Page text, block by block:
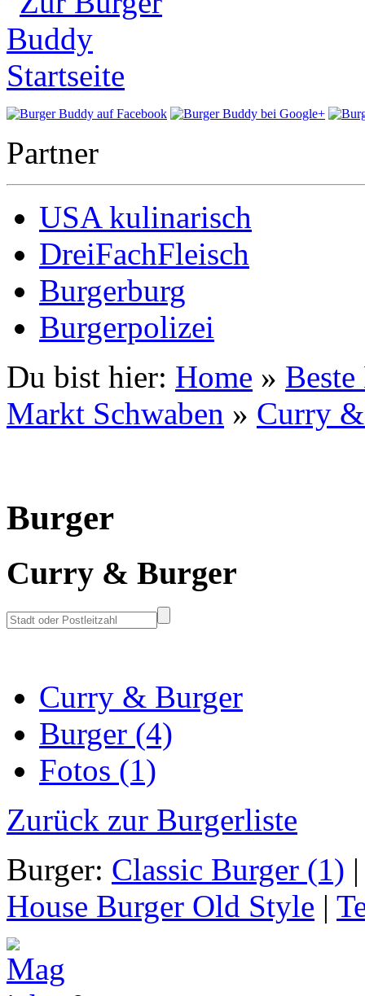
Partner
USA kulinarisch
DreiFachFleisch
Burgerburg
Burgerpolizei
Du bist hier: Home »
Markt Schwaben » Curry
Burger
Curry & Burger
Curry & Burger
Burger (4)
Fotos (1)
Zurück zur Burgerliste
Burger: Classic Burger (1) |
House Burger Old Style |